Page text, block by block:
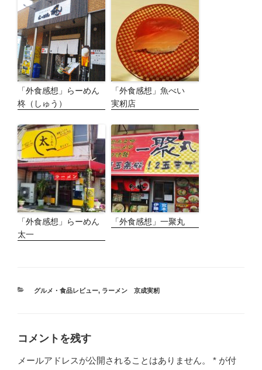
「外食感想」らーめん
柊（しゅう）
「外食感想」魚べい
実籾店
「外食感想」らーめん
太一
「外食感想」一聚丸
カ
ー
グルメ・食品レビュー, ラーメン 京成実籾
コメントを残す
メールアドレスが公開されることはありません。 * が付